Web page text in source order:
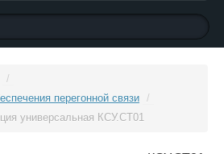
/
перегонной связи /
универсальная КСУ.СТ01